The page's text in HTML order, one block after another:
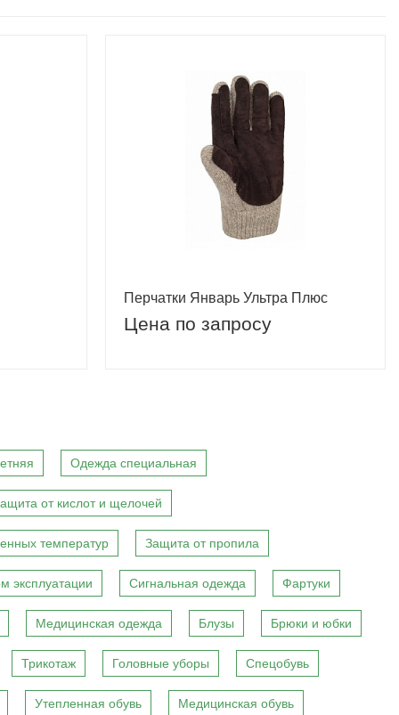
Перчатки Январь Ультра Плюс
Цена по запросу
Одежда специальная
от кислот и щелочей
температур Защита от пропила
эксплуатации Сигнальная одежда Фартуки
Медицинская одежда Блузы Брюки и юбки
Трикотаж Головные уборы Спецобувь
Утепленная обувь Медицинская обувь